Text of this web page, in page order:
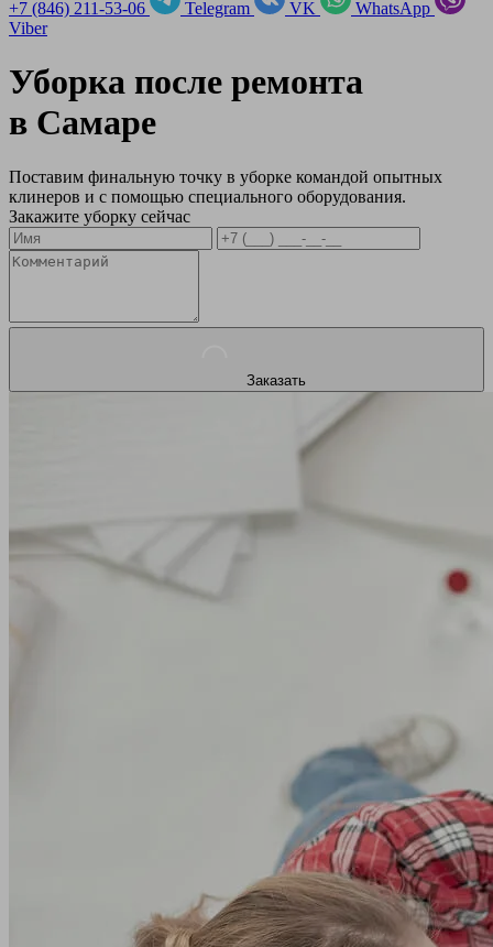
+7 (846) 211-53-06 Telegram VK
WhatsApp
Viber
Уборка после ремонта
в Самаре
Поставим финальную точку в уборке командой опытных
клинеров и с помощью специального оборудования.
Закажите уборку сейчас
Заказать